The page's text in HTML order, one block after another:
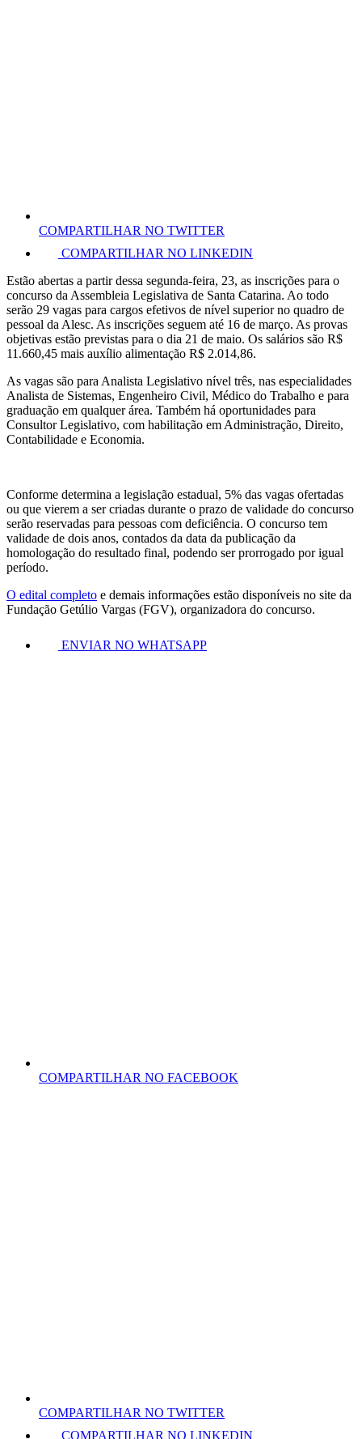
COMPARTILHAR NO TWITTER
COMPARTILHAR NO LINKEDIN
Estão abertas a partir dessa segunda-feira, 23, as inscrições para o
concurso da Assembleia Legislativa de Santa Catarina. Ao todo
serão 29 vagas para cargos efetivos de nível superior no quadro de
pessoal da Alesc. As inscrições seguem até 16 de março. As provas
objetivas estão previstas para o dia 21 de maio. Os salários são R$
11.660,45 mais auxílio alimentação R$ 2.014,86.
As vagas são para Analista Legislativo nível três, nas especialidades
Analista de Sistemas, Engenheiro Civil, Médico do Trabalho e para
graduação em qualquer área. Também há oportunidades para
Consultor Legislativo, com habilitação em Administração, Direito,
Contabilidade e Economia.
Conforme determina a legislação estadual, 5% das vagas ofertadas
ou que vierem a ser criadas durante o prazo de validade do concurso
serão reservadas para pessoas com deficiência. O concurso tem
validade de dois anos, contados da data da publicação da
homologação do resultado final, podendo ser prorrogado por igual
período.
O edital completo e demais informações estão disponíveis no site da
Fundação Getúlio Vargas (FGV), organizadora do concurso.
ENVIAR NO WHATSAPP
COMPARTILHAR NO FACEBOOK
COMPARTILHAR NO TWITTER
COMPARTILHAR NO LINKEDIN